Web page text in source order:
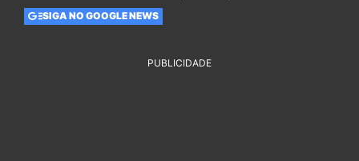
SIGA NO GOOGLE NEWS
PUBLICIDADE